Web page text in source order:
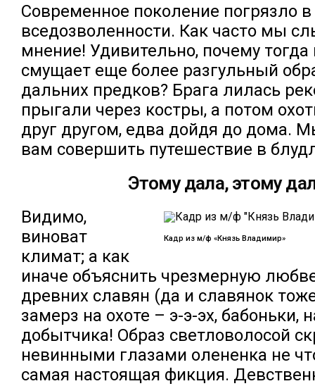
Современное поколение погрязло в
вседозволенности. Как часто мы
мнение! Удивительно, почему тогда
смущает еще более разгульный
дальних предков? Брага лилась
прыгали через костры, а потом
друг другом, едва дойдя до дома.
вам совершить путешествие в
Этому дала, этому
Кадр из м/ф «Князь Владимир»
Видимо,
виноват
климат; а как
иначе объяснить чрезмерную
древних славян (да и славянок
замерз на охоте – э-э-эх, бабоньки,
добытчика! Образ светловолосой
невинными глазами олененка не
самая настоящая фикция.